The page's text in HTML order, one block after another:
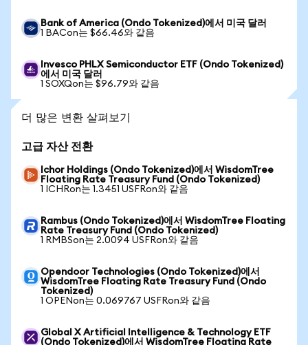
Bank of America (Ondo Tokenized)에서 미국 달러
1 BACon는 $66.46와 같음
Invesco PHLX Semiconductor ETF (Ondo Tokenized)
에서 미국 달러
1 SOXQon는 $96.79와 같음
더 많은 변환 살펴보기
고급 자산 전환
Ichor Holdings (Ondo Tokenized)에서 WisdomTree
Floating Rate Treasury Fund (Ondo Tokenized)
1 ICHRon는 1.3451 USFRon와 같음
Rambus (Ondo Tokenized)에서 WisdomTree Floating
Rate Treasury Fund (Ondo Tokenized)
1 RMBSon는 2.0094 USFRon와 같음
Opendoor Technologies (Ondo Tokenized)에서
WisdomTree Floating Rate Treasury Fund (Ondo
Tokenized)
1 OPENon는 0.069767 USFRon와 같음
Global X Artificial Intelligence & Technology ETF
(Ondo Tokenized)에서 WisdomTree Floating Rate